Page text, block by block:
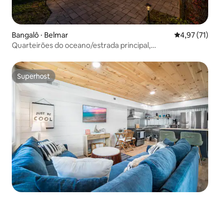
Bangalô ⋅ Belmar 4,97 de uma
4,97 (71)
Quarteirões do oceano/estrada principal,
Superhost
Superhost